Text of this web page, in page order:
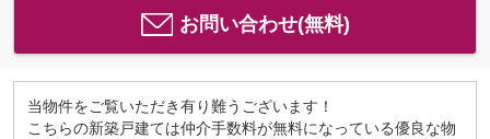
お問い合わせ(無料)
当物件をご覧いただき有り難うございます！
こちらの新築戸建ては仲介手数料が無料になっている優良な物